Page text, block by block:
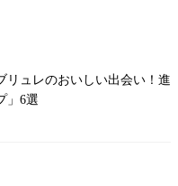
リュレのおいしい出会い！進
」6選